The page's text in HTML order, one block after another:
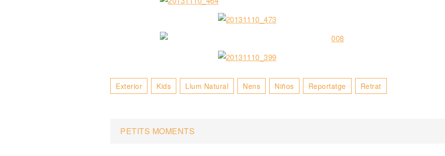
Exterior Kids Llum Natural Nens Niños Reportatge Retrat
Navegació
PETITS MOMENTS